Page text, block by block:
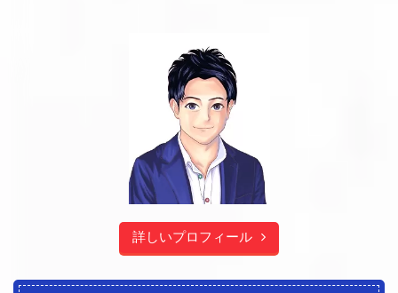
詳しいプロフィール